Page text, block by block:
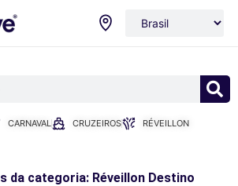
CARNAVAL CRUZEIROS RÉVEILLON
da categoria: Réveillon Destino